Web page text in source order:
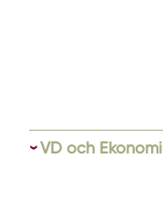
VD och Ekonomi